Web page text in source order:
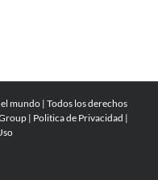
mundo | Todos los derechos
| Politica de Privacidad |